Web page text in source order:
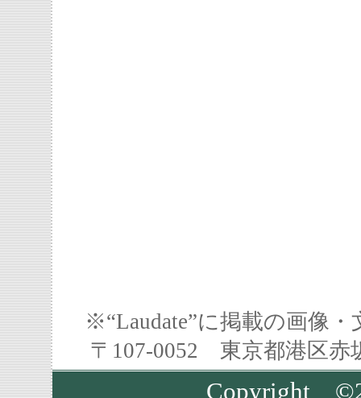
※“Laudate”に掲載の画像
〒107-0052 東京都港区
Copyright